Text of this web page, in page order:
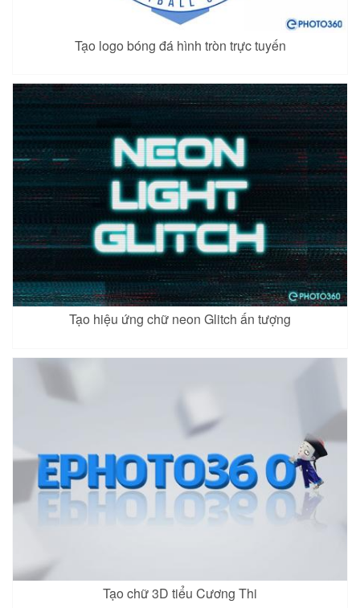
Tạo logo bóng đá hình tròn trực tuyến
Tạo hiệu ứng chữ neon Glitch ấn tượng
Tạo chữ 3D tiểu Cương Thi